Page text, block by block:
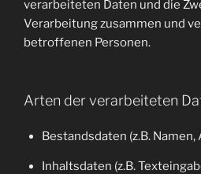
verarbeiteten Daten und die
Verarbeitung zusammen und
betroffenen Personen.
Arten der verarbeiteten
Bestandsdaten (z.B. Namen,
Inhaltsdaten (z.B.